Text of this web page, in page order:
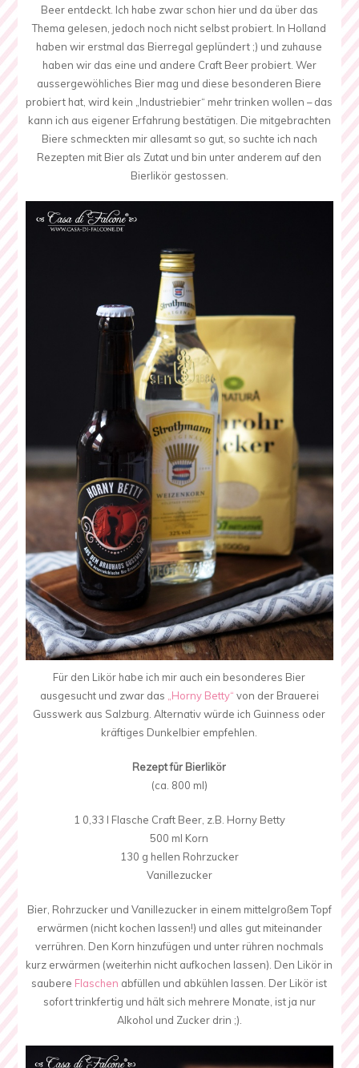
Beer entdeckt. Ich habe zwar schon hier und da über das
Thema gelesen, jedoch noch nicht selbst probiert. In Holland
haben wir erstmal das Bierregal geplündert ;) und zuhause
haben wir das eine und andere Craft Beer probiert. Wer
aussergewöhliches Bier mag und diese besonderen Biere
probiert hat, wird kein „Industriebier“ mehr trinken wollen – das
kann ich aus eigener Erfahrung bestätigen. Die mitgebrachten
Biere schmeckten mir allesamt so gut, so suchte ich nach
Rezepten mit Bier als Zutat und bin unter anderem auf den
Bierlikör gestossen.
Für den Likör habe ich mir auch ein besonderes Bier
ausgesucht und zwar das
„Horny Betty“ von der Brauerei
Gusswerk aus Salzburg. Alternativ würde ich Guinness oder
kräftiges Dunkelbier empfehlen.
Rezept für Bierlikör
(ca. 800 ml)
1 0,33 l Flasche Craft Beer, z.B. Horny Betty
500 ml Korn
130 g hellen Rohrzucker
Vanillezucker
Bier, Rohrzucker und Vanillezucker in einem mittelgroßem Topf
erwärmen (nicht kochen lassen!) und alles gut miteinander
verrühren. Den Korn hinzufügen und unter rühren nochmals
kurz erwärmen (weiterhin nicht aufkochen lassen). Den Likör in
saubere Flaschen abfüllen und abkühlen lassen. Der Likör ist
sofort trinkfertig und hält sich mehrere Monate, ist ja nur
Alkohol und Zucker drin ;).